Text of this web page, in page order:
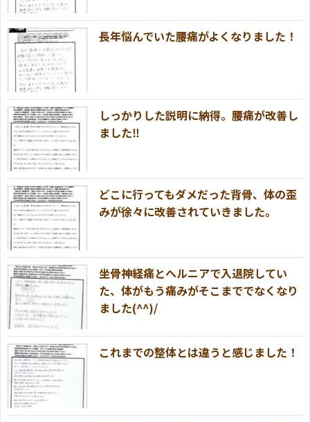
長年悩んでいた腰痛がよくなりました！
しっかりした説明に納得。腰痛が改善し
ました‼
どこに行ってもダメだった背骨、体の歪
みが徐々に改善されていきました。
坐骨神経痛とヘルニアで入退院してい
た、体がもう痛みがそこまででなくなり
ました(^^)/
これまでの整体とは違うと感じました！